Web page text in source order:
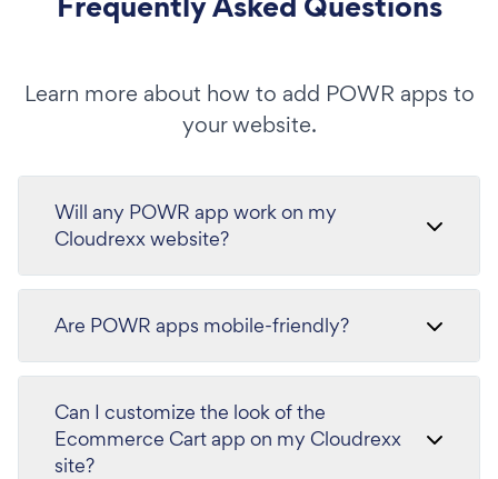
Learn more about how to add POWR apps to
your website.
Will any POWR app work on my
Cloudrexx website?
Are POWR apps mobile-friendly?
Can I customize the look of the
Ecommerce Cart app on my Cloudrexx
site?